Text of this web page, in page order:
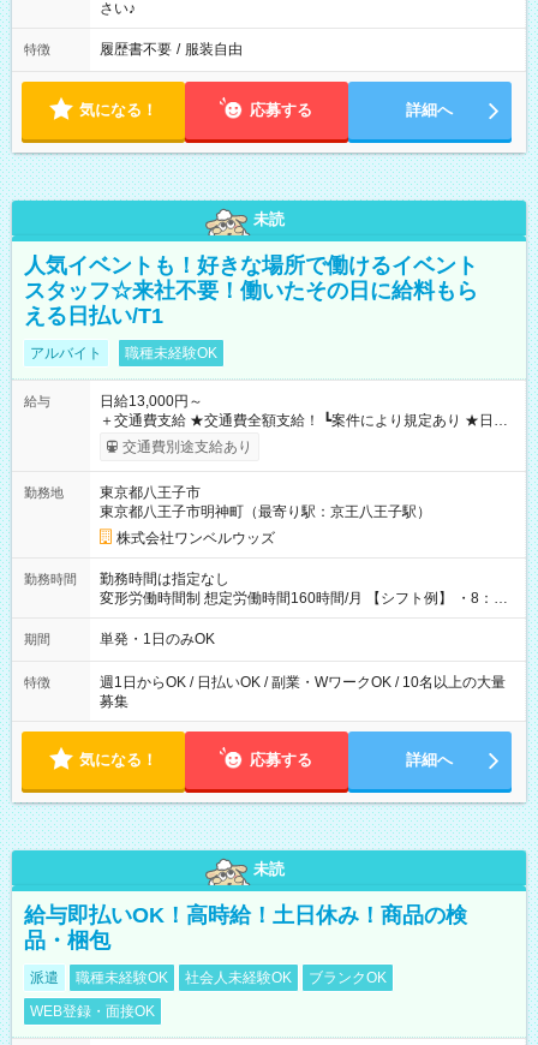
さい♪
特徴 履歴書不要 / 服装自由
気になる！ 応募する 詳細へ
未読
人気イベントも！好きな場所で働けるイベント
スタッフ☆来社不要！働いたその日に給料もら
える日払い/T1
アルバイト 職種未経験OK
給与
日給13,000円～
＋交通費支給 ★交通費全額支給！ ┗案件により規定あり ★日払
いOK！（規定あり） ┗働いたその日に現金GET♪ お仕事後はコ
ンビニATMから 日払い分を引き落とせます！ 【試用期間】試
交通費別途支給あり
勤務地
東京都八王子市
東京都八王子市明神町（最寄り駅：京王八王子駅）
株式会社ワンベルウッズ
勤務時間
勤務時間は指定なし
変形労働時間制 想定労働時間160時間/月 【シフト例】 ・8：00
～21：00
期間 単発・1日のみOK
特徴
週1日からOK / 日払いOK / 副業・WワークOK / 10名以上の大量
募集
気になる！ 応募する 詳細へ
未読
給与即払いOK！高時給！土日休み！商品の検
品・梱包
派遣 職種未経験OK 社会人未経験OK
ブランクOK
WEB登録・面接OK